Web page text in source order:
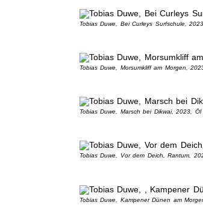
Tobias Duwe, Bei Curleys Surfschule,
Tobias Duwe, Morsumkliff am Morgen,
Tobias Duwe, Marsch bei Dikwai, 2023,
Tobias Duwe, Vor dem Deich, Rantum,
Tobias Duwe, Kampener Dünen am